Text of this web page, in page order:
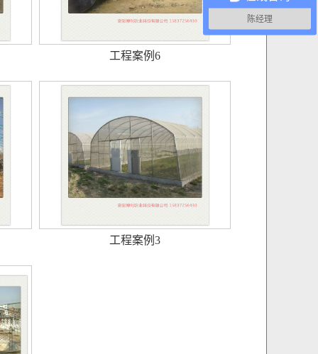
工程案例6
工程案例3
陈经理